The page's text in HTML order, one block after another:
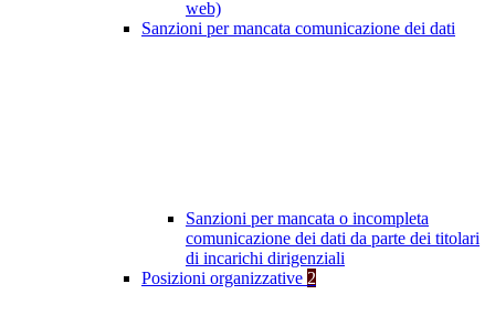
web)
Sanzioni per mancata comunicazione dei dati
Sanzioni per mancata o incompleta
comunicazione dei dati da parte dei titolari
di incarichi dirigenziali
Posizioni organizzative 2